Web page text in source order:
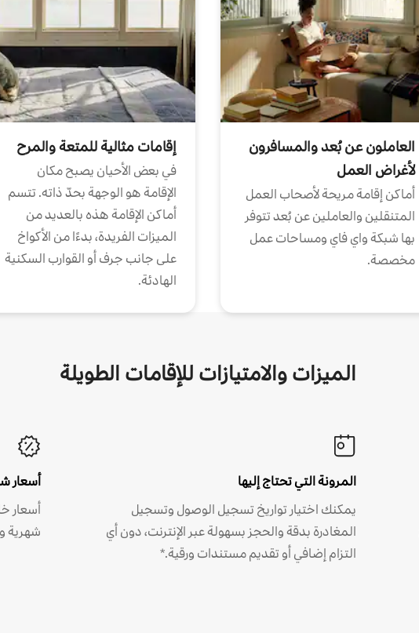
العاملون عن بُعد والمسافرون
لأغراض العمل
أماكن إقامة مريحة لأصحاب العمل
المتنقلين والعاملين عن بُعد تتوفر
بها شبكة واي فاي ومساحات عمل
مخصصة.
إقامات مثالية للمتعة والمرح
في بعض الأحيان يصبح مكان
الإقامة هو الوجهة بحدّ ذاته. تتسم
أماكن الإقامة هذه بالعديد من
الميزات الفريدة، بدءًا من الأكواخ
على جانب جرف أو القوارب السكنية
الهادئة.
الميزات والامتيازات للإقامات الطويلة
المرونة التي تحتاج إليها
يمكنك اختيار تواريخ تسجيل الوصول وتسجيل
المغادرة بدقة والحجز بسهولة عبر الإنترنت، دون أي
التزام إضافي أو تقديم مستندات ورقية.*
أسعار
أسعار
شهرية